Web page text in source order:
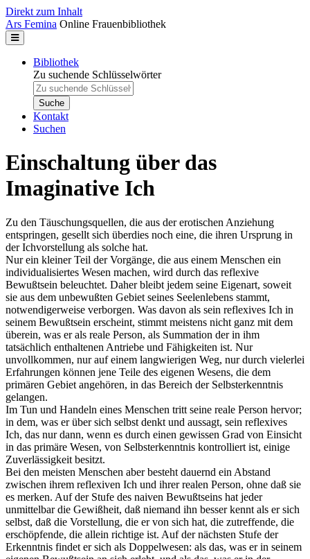
Direkt zum Inhalt
Ars Femina Online Frauenbibliothek
Bibliothek
Zu suchende Schlüsselwörter
Kontakt
Suchen
Einschaltung über das
Imaginative Ich
Zu den Täuschungsquellen, die aus der erotischen Anziehung
entspringen, gesellt sich überdies noch eine, die ihren Ursprung in
der Ichvorstellung als solche hat.
Nur ein kleiner Teil der Vorgänge, die aus einem Menschen ein
individualisiertes Wesen machen, wird durch das reflexive
Bewußtsein beleuchtet. Daher bleibt jedem seine Eigenart, soweit
sie aus dem unbewußten Gebiet seines Seelenlebens stammt,
notwendigerweise verborgen. Was davon als sein reflexives Ich in
seinem Bewußtsein erscheint, stimmt meistens nicht ganz mit dem
überein, was er als reale Person, als Summation der in ihm
tatsächlich enthaltenen Antriebe und Fähigkeiten ist. Nur
unvollkommen, nur auf einem langwierigen Weg, nur durch vielerlei
Erfahrungen können jene Teile des eigenen Wesens, die dem
primären Gebiet angehören, in das Bereich der Selbsterkenntnis
gelangen.
Im Tun und Handeln eines Menschen tritt seine reale Person hervor;
in dem, was er über sich selbst denkt und aussagt, sein reflexives
Ich, das nur dann, wenn es durch einen gewissen Grad von Einsicht
in das primäre Wesen, von Selbsterkenntnis kontrolliert ist, einige
Zuverlässigkeit besitzt.
Bei den meisten Menschen aber besteht dauernd ein Abstand
zwischen ihrem reflexiven Ich und ihrer realen Person, ohne daß sie
es merken. Auf der Stufe des naiven Bewußtseins hat jeder
unmittelbar die Gewißheit, daß niemand ihn besser kennt als er sich
selbst, daß die Vorstellung, die er von sich hat, die zutreffende, die
erschöpfende, die allein richtige ist. Auf der nächsten Stufe der
Erkenntnis findet er sich als Doppelwesen: als das, was er in seinem